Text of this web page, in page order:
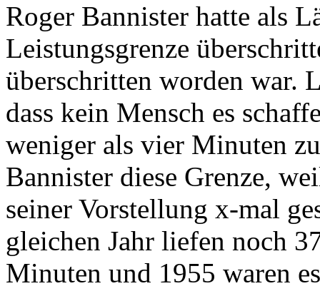
Roger Bannister hatte als
Leistungsgrenze
überschritten worden war.
dass kein Mensch es
weniger als vier Minuten
Bannister diese Grenze,
seiner Vorstellung x-mal
gleichen Jahr liefen noch
Minuten und 1955 waren